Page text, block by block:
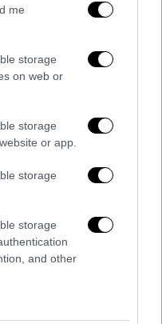
me
storage
on web or
storage
or app.
storage
storage
and other
κατηγορούμενος
ισχυρίζεται
19χρονος έκανε
με την ΕΡΤ,
ψευδείς οι
υποστηρίζει,
του